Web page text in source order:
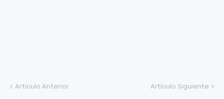
Artículo Anterior Artículo Siguiente